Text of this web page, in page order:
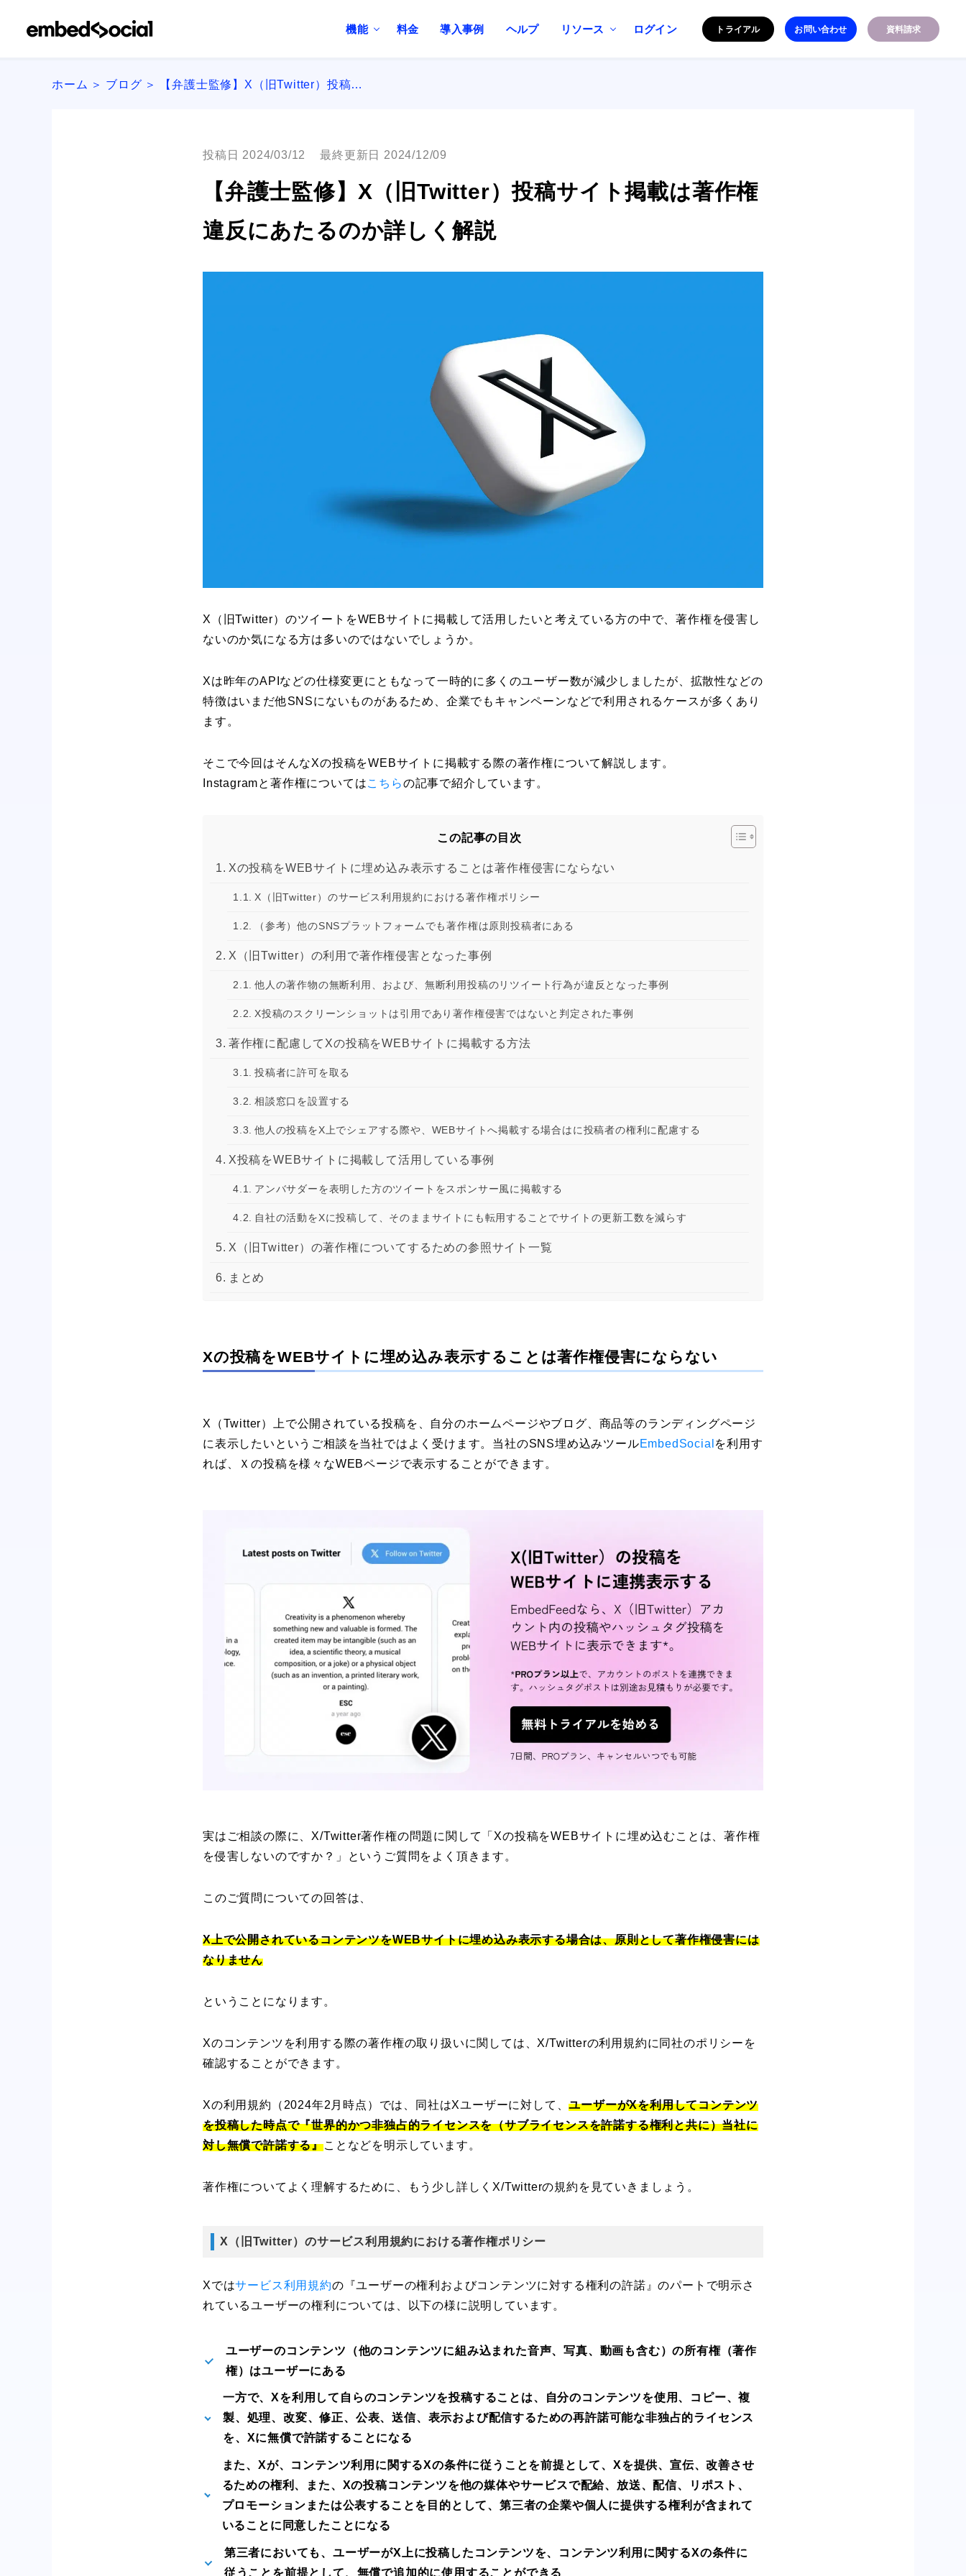
機能 料金 導入事例 ヘルプ リソース ログイン トライアル お問い合わせ 資料請求
ホーム ブログ 【弁護士監修】X（旧Twitter）投稿…
投稿日 2024/03/12 最終更新日 2024/12/09
【弁護士監修】X（旧Twitter）投稿サイト掲載は著作権
違反にあたるのか詳しく解説
X（旧Twitter）のツイートをWEBサイトに掲載して活用したいと考えている方の中で、著作権を侵害し
ないのか気になる方は多いのではないでしょうか。
Xは昨年のAPIなどの仕様変更にともなって一時的に多くのユーザー数が減少しましたが、拡散性などの
特徴はいまだ他SNSにないものがあるため、企業でもキャンペーンなどで利用されるケースが多くあり
ます。
そこで今回はそんなXの投稿をWEBサイトに掲載する際の著作権について解説します。
Instagramと著作権についてはこちらの記事で紹介しています。
この記事の目次
Xの投稿をWEBサイトに埋め込み表示することは著作権侵害にならない
X（旧Twitter）のサービス利用規約における著作権ポリシー
（参考）他のSNSプラットフォームでも著作権は原則投稿者にある
X（旧Twitter）の利用で著作権侵害となった事例
他人の著作物の無断利用、および、無断利用投稿のリツイート行為が違反となった事例
X投稿のスクリーンショットは引用であり著作権侵害ではないと判定された事例
著作権に配慮してXの投稿をWEBサイトに掲載する方法
投稿者に許可を取る
相談窓口を設置する
他人の投稿をX上でシェアする際や、WEBサイトへ掲載する場合はに投稿者の権利に配慮する
X投稿をWEBサイトに掲載して活用している事例
アンバサダーを表明した方のツイートをスポンサー風に掲載する
自社の活動をXに投稿して、そのままサイトにも転用することでサイトの更新工数を減らす
X（旧Twitter）の著作権についてするための参照サイト一覧
まとめ
Xの投稿をWEBサイトに埋め込み表示することは著作権侵害にならない
X（Twitter）上で公開されている投稿を、自分のホームページやブログ、商品等のランディングページ
に表示したいというご相談を当社ではよく受けます。当社のSNS埋め込みツールEmbedSocial を利用す
れば、Ｘの投稿を様々なWEBページで表示することができます。
実はご相談の際に、X/Twitter著作権の問題に関して「Xの投稿をWEBサイトに埋め込むことは、著作権
を侵害しないのですか？」というご質問をよく頂きます。
このご質問についての回答は、
X上で公開されているコンテンツをWEBサイトに埋め込み表示する場合は、原則として著作権侵害には
なりません
ということになります。
Xのコンテンツを利用する際の著作権の取り扱いに関しては、X/Twitterの利用規約に同社のポリシーを
確認することができます。
Xの利用規約（2024年2月時点）では、同社はXユーザーに対して、ユーザーがXを利用してコンテンツ
を投稿した時点で『世界的かつ非独占的ライセンスを（サブライセンスを許諾する権利と共に）当社に
対し無償で許諾する』ことなどを明示しています。
著作権についてよく理解するために、もう少し詳しくX/Twitterの規約を見ていきましょう。
X（旧Twitter）のサービス利用規約における著作権ポリシー
Xではサービス利用規約の『ユーザーの権利およびコンテンツに対する権利の許諾』のパートで明示さ
れているユーザーの権利については、以下の様に説明しています。
ユーザーのコンテンツ（他のコンテンツに組み込まれた音声、写真、動画も含む）の所有権（著作
権）はユーザーにある
一方で、Xを利用して自らのコンテンツを投稿することは、自分のコンテンツを使用、コピー、複
製、処理、改変、修正、公表、送信、表示および配信するための再許諾可能な非独占的ライセンス
を、Xに無償で許諾することになる
また、Xが、コンテンツ利用に関するXの条件に従うことを前提として、Xを提供、宣伝、改善させ
るための権利、また、Xの投稿コンテンツを他の媒体やサービスで配給、放送、配信、リポスト、
プロモーションまたは公表することを目的として、第三者の企業や個人に提供する権利が含まれて
いることに同意したことになる
第三者においても、ユーザーがX上に投稿したコンテンツを、コンテンツ利用に関するXの条件に
従うことを前提として、無償で追加的に使用することができる